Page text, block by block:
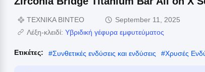
ΤΕΧΝΙΚΑ ΒΙΝΤΕΟ
September 11, 2025
Λέξη-κλειδί: Υβριδική γέφυρα εμφυτεύματος
Ετικέτες: #Συνθετικές ενδύσεις και ενδύσεις #Χρυσές